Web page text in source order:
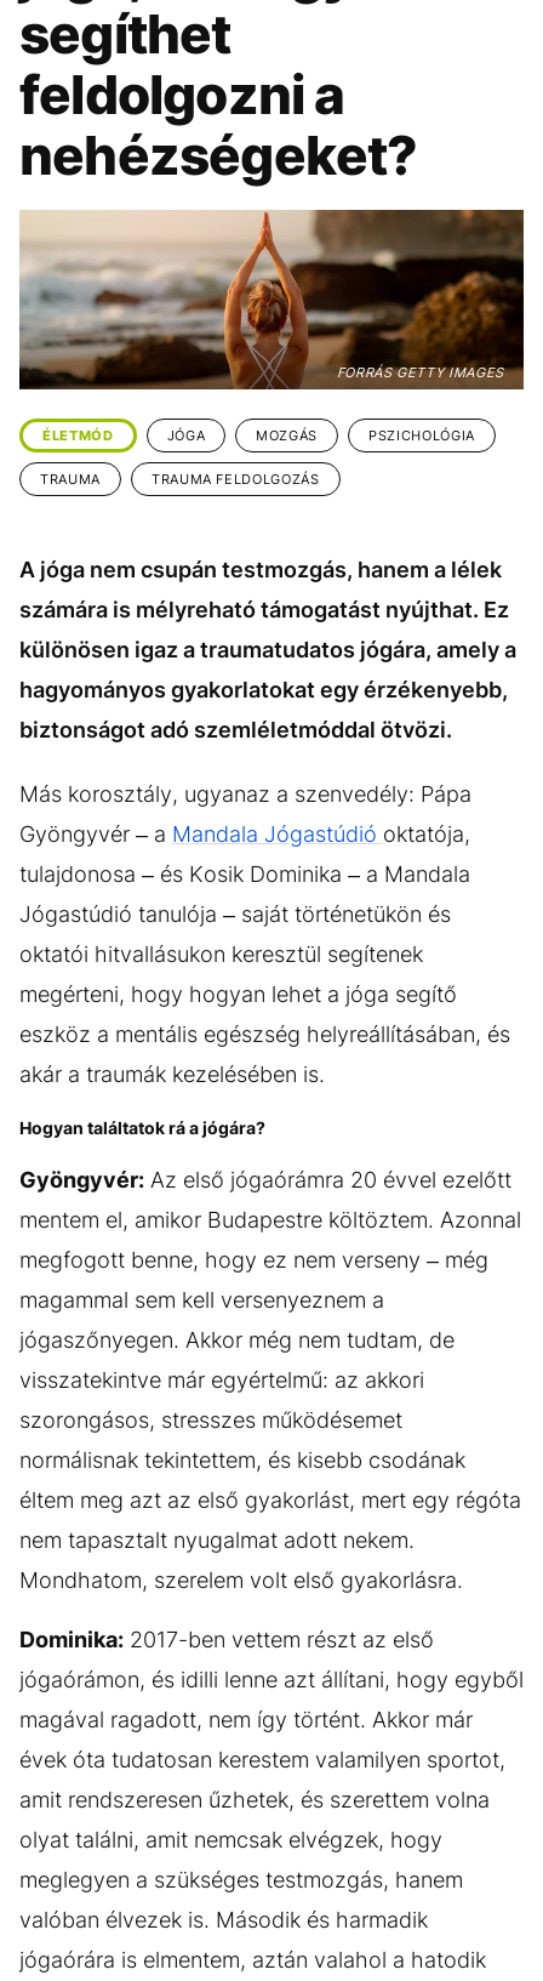
KÖZÉLET UTAZÁS
ÉLETMÓD
BESZÉLGETÉSEK ARCOK
VIDEÓ TÖRTÉNETEK
GASZTRO
segíthet
feldolgozni a
nehézségeket?
FORRÁS GETTY IMAGES
ÉLETMÓD JÓGA MOZGÁS PSZICHOLÓGIA
TRAUMA TRAUMA FELDOLGOZÁS
A jóga nem csupán testmozgás, hanem a lélek
számára is mélyreható támogatást nyújthat. Ez
különösen igaz a traumatudatos jógára, amely a
hagyományos gyakorlatokat egy érzékenyebb,
biztonságot adó szemléletmóddal ötvözi.
Más korosztály, ugyanaz a szenvedély: Pápa
Gyöngyvér – a Mandala Jógastúdió oktatója,
tulajdonosa – és Kosik Dominika – a Mandala
Jógastúdió tanulója – saját történetükön és
oktatói hitvallásukon keresztül segítenek
megérteni, hogy hogyan lehet a jóga segítő
eszköz a mentális egészség helyreállításában, és
akár a traumák kezelésében is.
Hogyan találtatok rá a jógára?
Gyöngyvér: Az első jógaórámra 20 évvel ezelőtt
mentem el, amikor Budapestre költöztem. Azonnal
megfogott benne, hogy ez nem verseny – még
magammal sem kell versenyeznem a
jógaszőnyegen. Akkor még nem tudtam, de
visszatekintve már egyértelmű: az akkori
szorongásos, stresszes működésemet
normálisnak tekintettem, és kisebb csodának
éltem meg azt az első gyakorlást, mert egy régóta
nem tapasztalt nyugalmat adott nekem.
Mondhatom, szerelem volt első gyakorlásra.
Dominika: 2017-ben vettem részt az első
jógaórámon, és idilli lenne azt állítani, hogy egyből
magával ragadott, nem így történt. Akkor már
évek óta tudatosan kerestem valamilyen sportot,
amit rendszeresen űzhetek, és szerettem volna
olyat találni, amit nemcsak elvégzek, hogy
meglegyen a szükséges testmozgás, hanem
valóban élvezek is. Második és harmadik
jógaórára is elmentem, aztán valahol a hatodik